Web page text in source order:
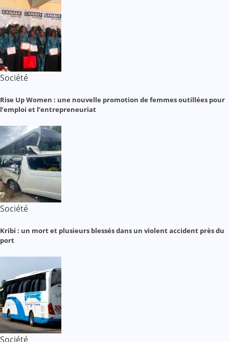
Société
Rise Up Women : une nouvelle promotion de femmes outillées pour
l’emploi et l’entrepreneuriat
Société
Kribi : un mort et plusieurs blessés dans un violent accident près du
port
Société